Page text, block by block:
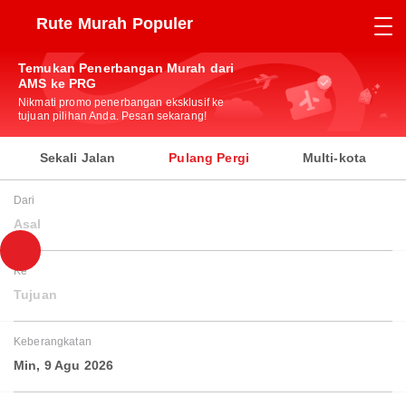
Rute Murah Populer
Temukan Penerbangan Murah dari
AMS ke PRG
Nikmati promo penerbangan eksklusif ke
tujuan pilihan Anda. Pesan sekarang!
Sekali Jalan Pulang Pergi Multi-kota
Dari
Asal
Ke
Tujuan
Keberangkatan
Min, 9 Agu 2026